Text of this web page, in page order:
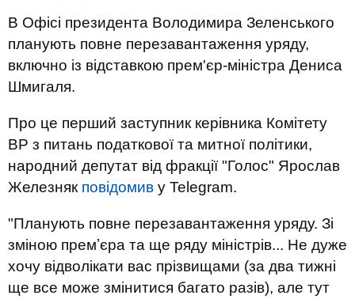
В Офісі президента Володимира Зеленського
планують повне перезавантаження уряду,
включно із відставкою прем'єр-міністра Дениса
Шмигаля.
Про це перший заступник керівника Комітету
ВР з питань податкової та митної політики,
народний депутат від фракції "Голос" Ярослав
Железняк повідомив у Telegram.
"Планують повне перезавантаження уряду. Зі
зміною премʼєра та ще ряду міністрів... Не дуже
хочу відволікати вас прізвищами (за два тижні
ще все може змінитися багато разів), але тут